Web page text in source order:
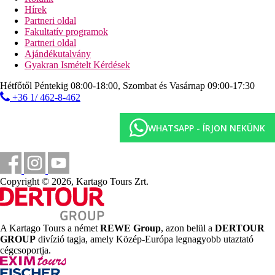
vízi sportok térítés ellenében (helyi szolgáltatóknál)
Sport és szórakozás ingyenesen
animációs programok
alkalmanként esti műsorok
teniszpálya
íjászat
spa- és wellness-központ
masszázs
Ellátás
All Inclusive: minden étkezés büférendszerben,
napközben könnyű snack-ételek, tea, kávé, szendvics,
sütemény, helyi alkoholos és alkoholmentes italok 10:00
és 24:00 óra között. A vacsorához alkalomhoz illő viselet
ajánlott (férfiaknak hosszúnadrág). Az All Inclusive
szállodák szolgáltatásai bizonyos részletekben
szállodánként eltérhetnek.
Hírek
Partneri oldal
Fakultatív programok
Partneri oldal
Ajándékutalvány
Gyakran Ismételt Kérdések
Hétfőtől Péntekig 08:00-18:00, Szombat és Vasárnap 09:00-17:30
+36 1/ 462-8-462
WHATSAPP - ÍRJON NEKÜNK
Copyright © 2026, Kartago Tours Zrt.
A Kartago Tours a német REWE Group, azon belül a DERTOUR
GROUP divízió tagja, amely Közép-Európa legnagyobb utaztató
cégcsoportja.